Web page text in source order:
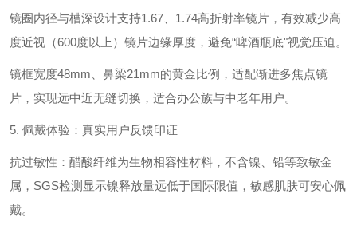
镜圈内径与槽深设计支持‌1.67、1.74高折射率镜片‌，有效减少高
度近视（600度以上）镜片边缘厚度，避免“啤酒瓶底"视觉压迫。
镜框宽度48mm、鼻梁21mm的黄金比例，适配‌渐进多焦点镜
片‌，实现远中近无缝切换，适合办公族与中老年用户。
5. ‌佩戴体验：真实用户反馈印证‌
抗过敏性‌：醋酸纤维为‌生物相容性材料‌，不含镍、铅等致敏金
属，SGS检测显示镍释放量远低于国际限值，敏感肌肤可安心佩
戴。